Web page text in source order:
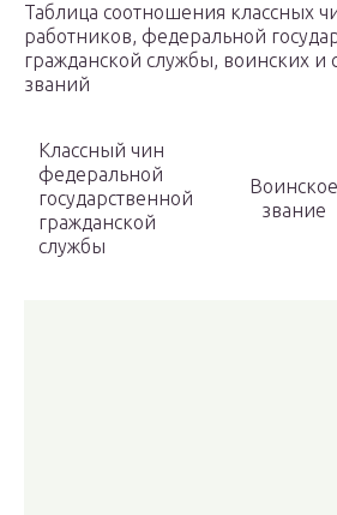
Таблица соотношения классных
работников, федеральной
гражданской службы, воинских и
званий
Классный чин
федеральной
государственной
гражданской
службы
Воинское
звание